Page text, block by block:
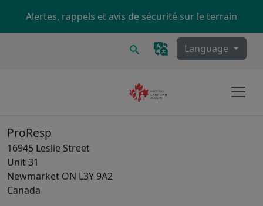
Alertes, rappels et avis de sécurité sur le terrain
RechercheLanguage
ProResp
16945 Leslie Street
Unit 31
Newmarket ON L3Y 9A2
Canada